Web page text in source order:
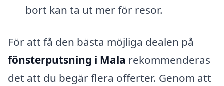
bort kan ta ut mer för resor.
För att få den bästa möjliga dealen på
fönsterputsning i Mala rekommenderas
det att du begär flera offerter. Genom att